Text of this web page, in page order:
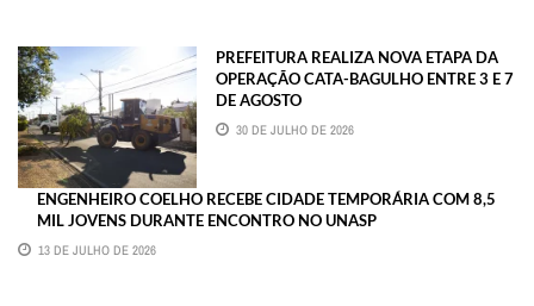
PREFEITURA REALIZA NOVA ETAPA DA
OPERAÇÃO CATA-BAGULHO ENTRE 3 E 7
DE AGOSTO
30 DE JULHO DE 2026
ENGENHEIRO COELHO RECEBE CIDADE TEMPORÁRIA COM 8,5
MIL JOVENS DURANTE ENCONTRO NO UNASP
13 DE JULHO DE 2026